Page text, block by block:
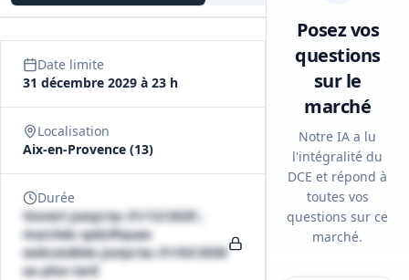
Date limite
31 décembre 2029 à 23 h
Localisation
Aix-en-Provence (13)
Durée
Ouvert jusqu'au 31/12/2029 ;
marchés spécifiques
exécutables jusqu'au 31/03/2030
au plus tard
Posez vos
questions
sur le
marché
Notre IA a lu
l'intégralité du
DCE et répond à
toutes vos
questions sur ce
marché.